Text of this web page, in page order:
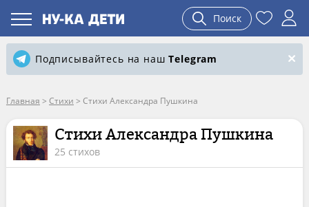
Поиск
Подписывайтесь на нашTelegram
Главная > Стихи > Стихи Александра Пушкина
Стихи Александра Пушкина
25 стихов